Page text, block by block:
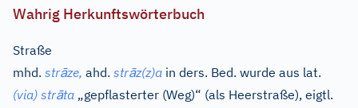
Wahrig Herkunftswörterbuch
Straße
mhd. strāze, ahd. strāz(z)a in ders. Bed. wurde aus lat.
(via) strāta „gepflasterter (Weg)“ (als Heerstraße), eigtl.